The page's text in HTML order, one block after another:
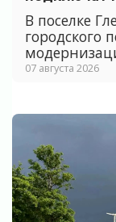
В поселке
городского
07 августа 2026